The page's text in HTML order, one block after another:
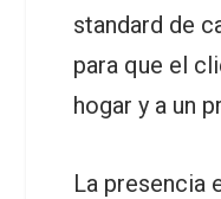
standard de
para que el
hogar y a un
La presencia